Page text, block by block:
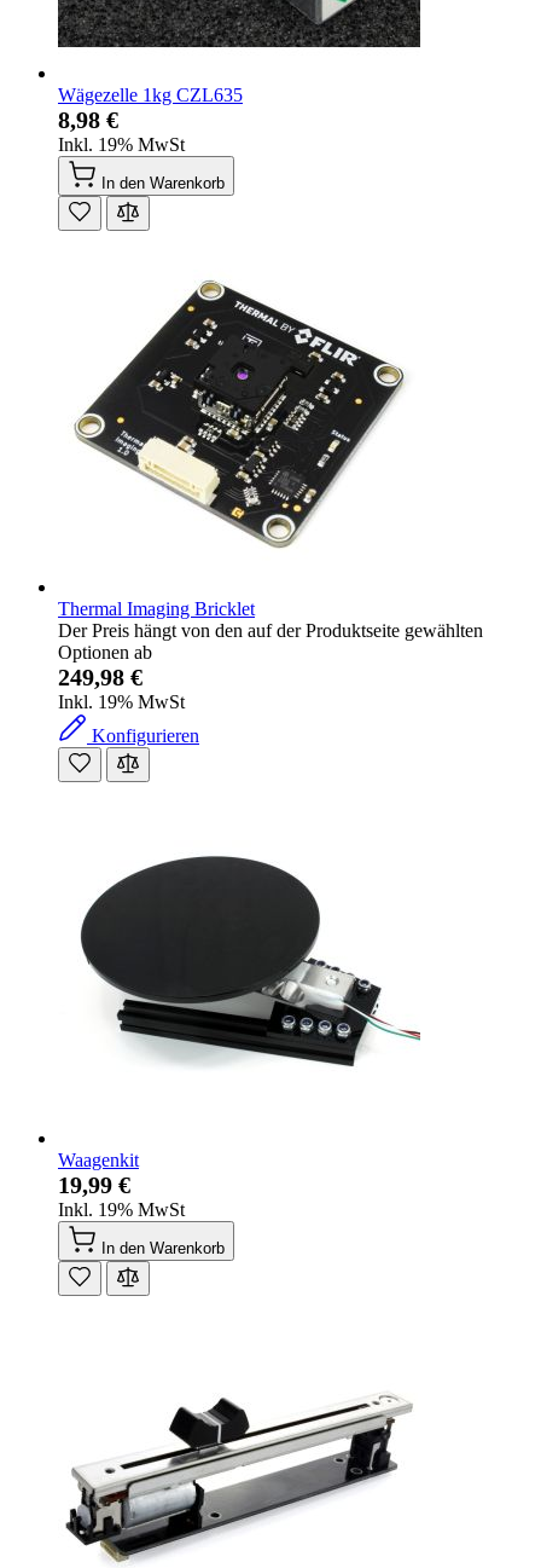
Wägezelle 1kg CZL635
8,98 €
Inkl. 19% MwSt
In den Warenkorb
Thermal Imaging Bricklet
Der Preis hängt von den auf der Produktseite gewählten
Optionen ab
249,98 €
Inkl. 19% MwSt
Konfigurieren
Waagenkit
19,99 €
Inkl. 19% MwSt
In den Warenkorb